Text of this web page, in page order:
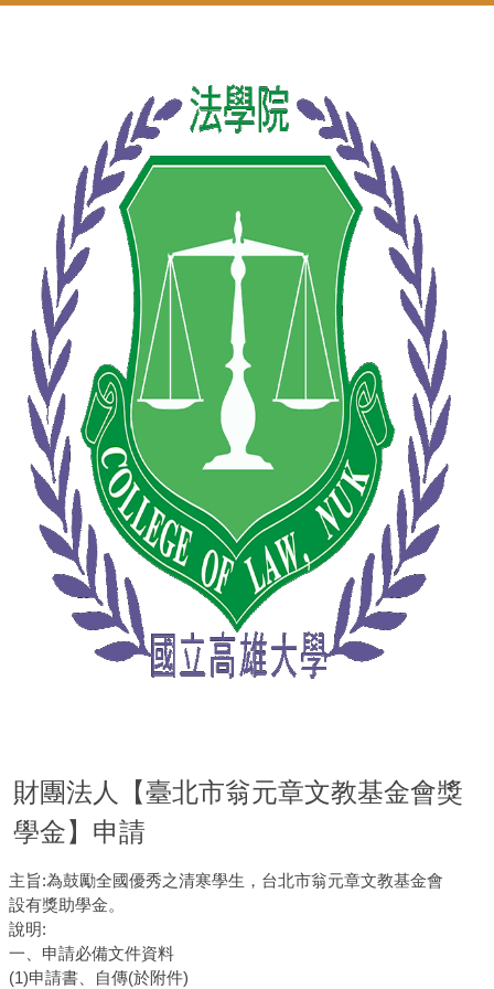
財團法人【臺北市翁元章文教基金會獎
學金】申請
主旨:為鼓勵全國優秀之清寒學生，台北市翁元章文教基金會
設有獎助學金。
說明:
一、申請必備文件資料
(1)申請書、自傳(於附件)